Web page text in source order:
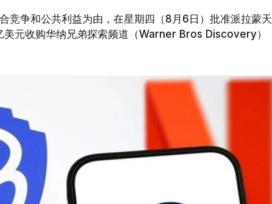
竞争和公共利益为由，在星期四（8月6日）批准派拉蒙天
元收购华纳兄弟探索频道（Warner Bros Discovery）